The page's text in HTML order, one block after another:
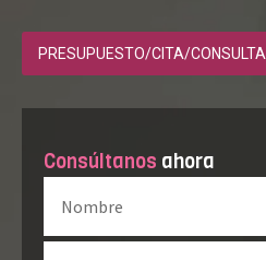
PRESUPUESTO/CITA/CONSULTA
Consúltanos ahora